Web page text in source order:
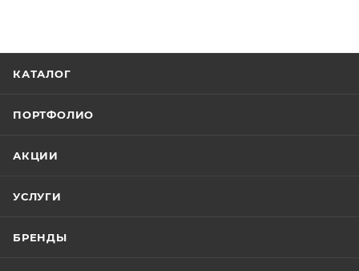
КАТАЛОГ
ПОРТФОЛИО
АКЦИИ
УСЛУГИ
БРЕНДЫ